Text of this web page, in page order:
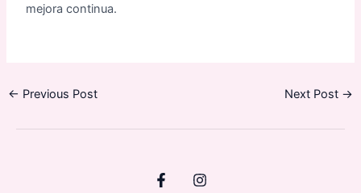
mejora continua.
← Previous Post Next Post →